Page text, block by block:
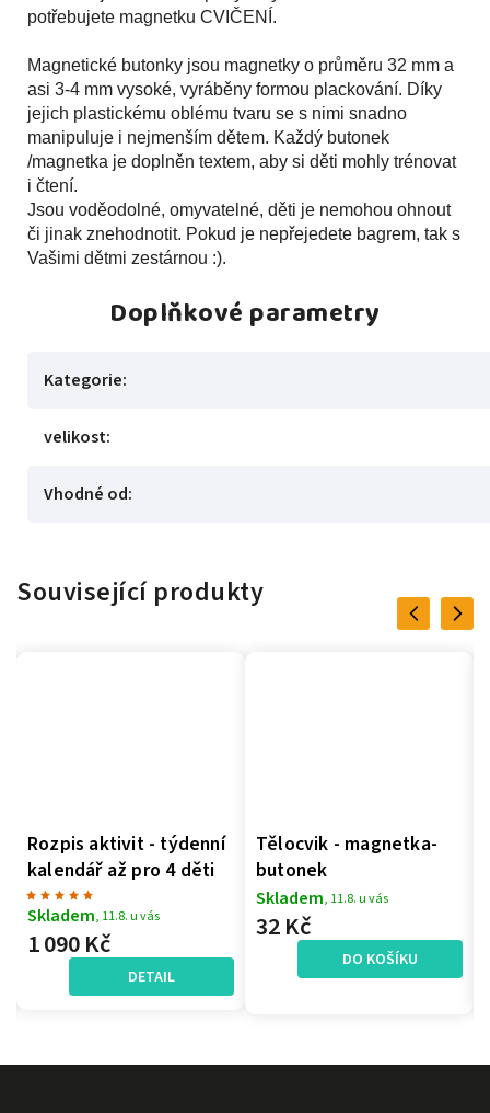
potřebujete magnetku CVIČENÍ.
Magnetické butonky jsou magnetky o průměru 32 mm a
asi 3-4 mm vysoké, vyráběny formou plackování. Díky
jejich plastickému oblému tvaru se s nimi snadno
manipuluje i nejmenším dětem. Každý butonek
/magnetka je doplněn textem, aby si děti mohly trénovat
i čtení.
Jsou voděodolné, omyvatelné, děti je nemohou ohnout
či jinak znehodnotit. Pokud je nepřejedete bagrem, tak s
Vašimi dětmi zestárnou :).
Doplňkové parametry
Kategorie:
velikost:
Vhodné od:
Související produkty
Previous
Rozpis aktivit - týdenní
kalendář až pro 4 děti
Skladem, 11.8. u vás
1 090 Kč
DETAIL
Tělocvik - magnetka-
butonek
Skladem, 11.8. u vás
32 Kč
DO KOŠÍKU
Next